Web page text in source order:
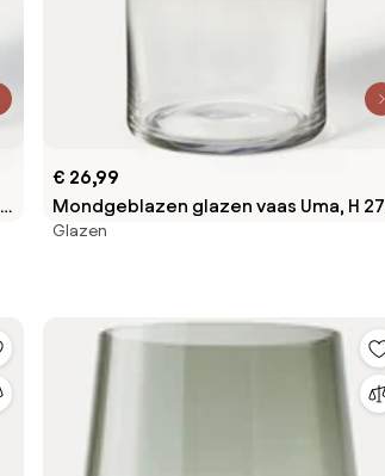
€ 26,99
Mondgeblazen glazen vaas Uma, H 27
cm
Glazen